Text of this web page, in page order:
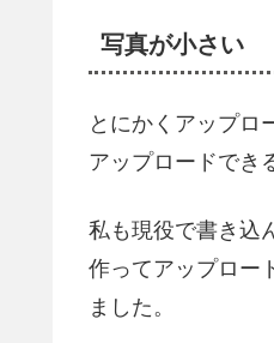
写真が小さい
とにかくアップロ
アップロードでき
私も現役で書き込
作ってアップロー
ました。